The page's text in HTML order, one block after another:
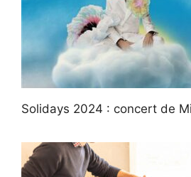
Solidays 2024 : concert de